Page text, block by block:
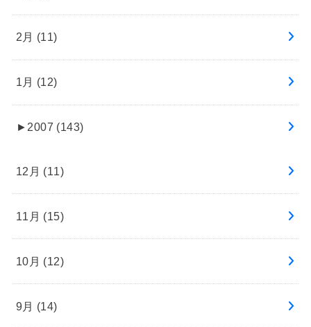
2月 (11)
1月 (12)
► 2007 (143)
12月 (11)
11月 (15)
10月 (12)
9月 (14)